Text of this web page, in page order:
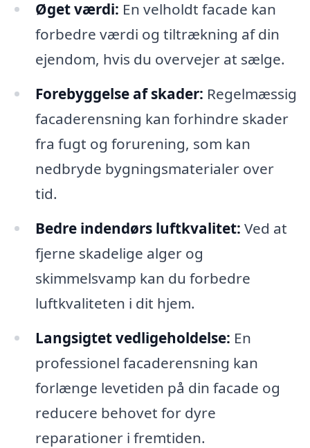
Øget værdi: En velholdt facade kan
forbedre værdi og tiltrækning af din
ejendom, hvis du overvejer at sælge.
Forebyggelse af skader: Regelmæssig
facaderensning kan forhindre skader
fra fugt og forurening, som kan
nedbryde bygningsmaterialer over
tid.
Bedre indendørs luftkvalitet: Ved at
fjerne skadelige alger og
skimmelsvamp kan du forbedre
luftkvaliteten i dit hjem.
Langsigtet vedligeholdelse: En
professionel facaderensning kan
forlænge levetiden på din facade og
reducere behovet for dyre
reparationer i fremtiden.